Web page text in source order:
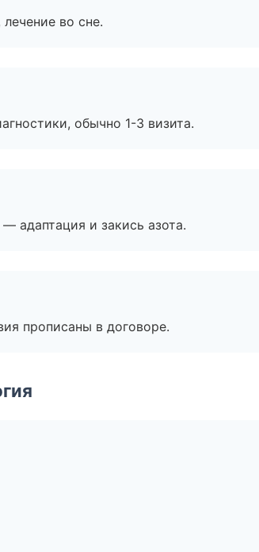
во сне.
обычно 1-3 визита.
адаптация и закись азота.
прописаны в договоре.